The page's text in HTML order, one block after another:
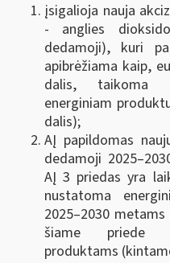
įsigalioja nauja
- anglies
dedamoji), kuri
apibrėžiama kaip,
dalis, taikoma
energiniam
dalis);
AĮ papildomas
dedamoji
AĮ 3 priedas yra
nustatoma
2025–2030
šiame priede
produktams